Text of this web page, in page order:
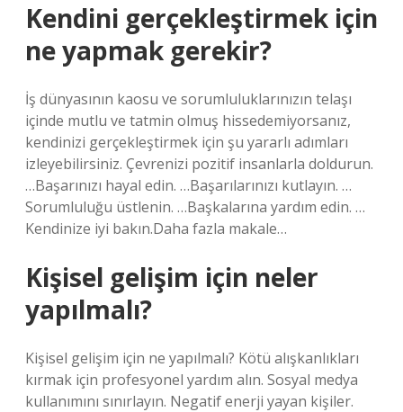
Kendini gerçekleştirmek için
ne yapmak gerekir?
İş dünyasının kaosu ve sorumluluklarınızın telaşı
içinde mutlu ve tatmin olmuş hissedemiyorsanız,
kendinizi gerçekleştirmek için şu yararlı adımları
izleyebilirsiniz. Çevrenizi pozitif insanlarla doldurun.
…Başarınızı hayal edin. …Başarılarınızı kutlayın. …
Sorumluluğu üstlenin. …Başkalarına yardım edin. …
Kendinize iyi bakın.Daha fazla makale…
Kişisel gelişim için neler
yapılmalı?
Kişisel gelişim için ne yapılmalı? Kötü alışkanlıkları
kırmak için profesyonel yardım alın. Sosyal medya
kullanımını sınırlayın. Negatif enerji yayan kişiler.